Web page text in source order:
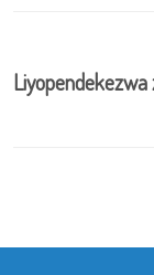
Liyopendekezwa